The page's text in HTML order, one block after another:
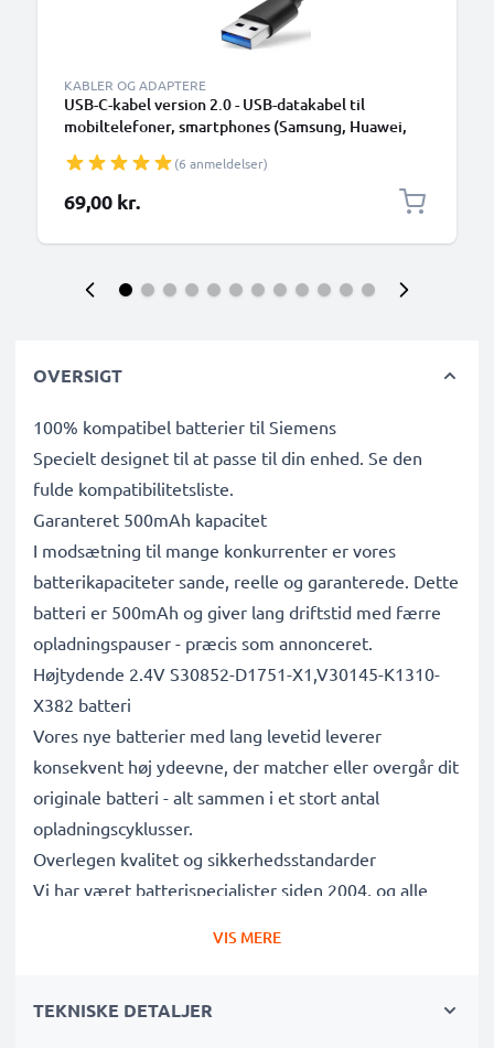
KABLER OG ADAPTERE
USB-C-kabel version 2.0 - USB-datakabel til
mobiltelefoner, smartphones (Samsung, Huawei,
Sony, GoPro) og mange flere - 1,0m 3A-
opladerkabel med USB Type C-stik
(6 anmeldelser)
69,00 kr.
OVERSIGT
100% kompatibel batterier til Siemens
Specielt designet til at passe til din enhed. Se den
fulde kompatibilitetsliste.
Garanteret 500mAh kapacitet
I modsætning til mange konkurrenter er vores
batterikapaciteter sande, reelle og garanterede. Dette
batteri er 500mAh og giver lang driftstid med færre
opladningspauser - præcis som annonceret.
Højtydende 2.4V S30852-D1751-X1,V30145-K1310-
X382 batteri
Vores nye batterier med lang levetid leverer
konsekvent høj ydeevne, der matcher eller overgår dit
originale batteri - alt sammen i et stort antal
opladningscyklusser.
Overlegen kvalitet og sikkerhedsstandarder
Vi har været batterispecialister siden 2004, og alle
Det bæredygtige valg
VIS MERE
TEKNISKE DETALJER